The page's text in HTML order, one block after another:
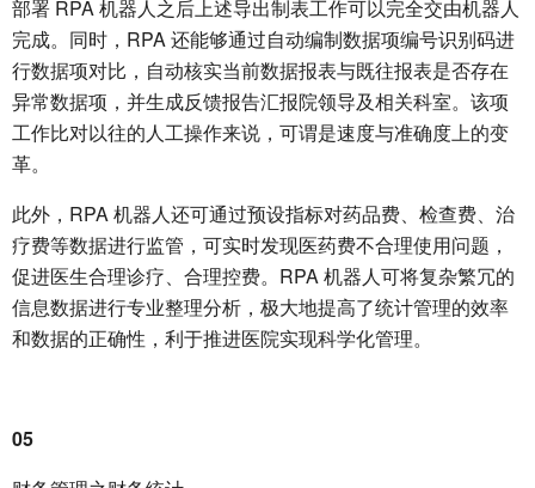
部署 RPA 机器人之后上述导出制表工作可以完全交由机器人
完成。同时，RPA 还能够通过自动编制数据项编号识别码进
行数据项对比，自动核实当前数据报表与既往报表是否存在
异常数据项，并生成反馈报告汇报院领导及相关科室。该项
工作比对以往的人工操作来说，可谓是速度与准确度上的变
革。
此外，RPA 机器人还可通过预设指标对药品费、检查费、治
疗费等数据进行监管，可实时发现医药费不合理使用问题，
促进医生合理诊疗、合理控费。RPA 机器人可将复杂繁冗的
信息数据进行专业整理分析，极大地提高了统计管理的效率
和数据的正确性，利于推进医院实现科学化管理。
05